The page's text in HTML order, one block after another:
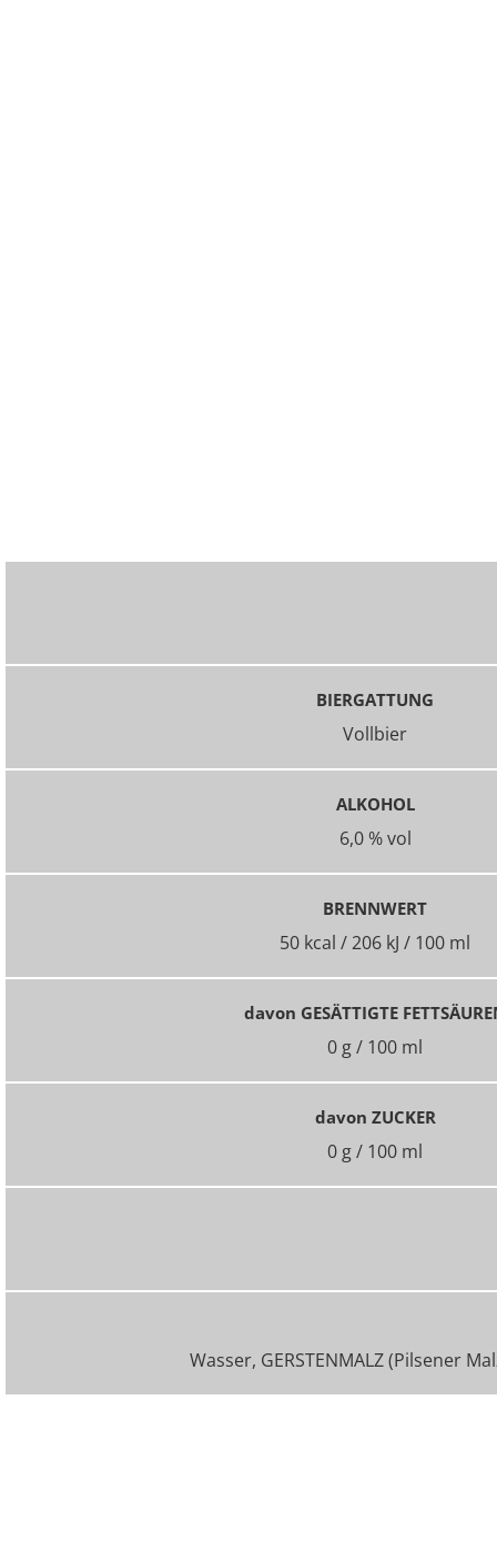
BIERGATTUNG
Vollbier
ALKOHOL
6,0 % vol
BRENNWERT
50 kcal / 206 kJ / 100 ml
davon GESÄTTIGTE
0 g / 100 ml
davon ZUCKER
0 g / 100 ml
Wasser, GERSTENMALZ (Pilsener